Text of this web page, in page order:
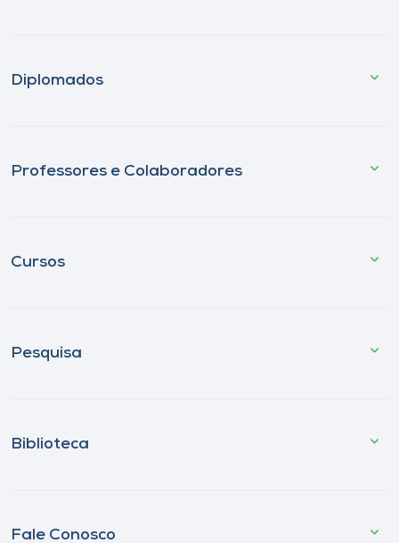
Diplomados
Professores e Colaboradores
Cursos
Pesquisa
Biblioteca
Fale Conosco